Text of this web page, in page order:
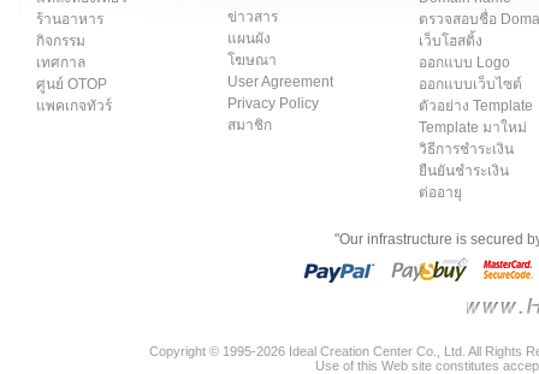
ร้านอาหาร
กิจกรรม
เทศกาล
ศูนย์ OTOP
แพคเกจทัวร์
ข่าวสาร
แผนผัง
โฆษณา
User Agreement
Privacy Policy
สมาชิก
ตรวจสอบชื่อ
เว็บโฮสติ้ง
ออกแบบ Logo
ออกแบบเว็บไซต์
ตัวอย่าง Template
Template มาใหม่
วิธีการชำระเงิน
ยืนยันชำระเงิน
ต่ออายุ
"Our infrastructure is secured
Copyright © 1995-2026 Ideal Creation Center Co., Ltd. All Rights
Use of this Web site constitutes